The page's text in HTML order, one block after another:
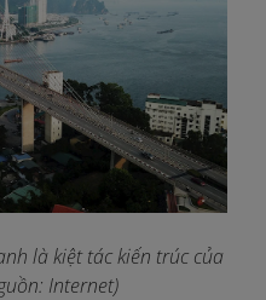
là kiệt tác kiến trúc của
Internet)